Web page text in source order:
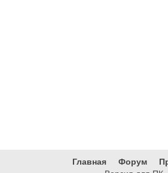
Главная Форум